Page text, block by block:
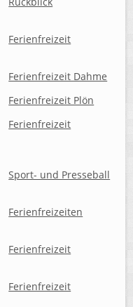
Ferienfreizeit
Ferienfreizeit Dahme
Ferienfreizeit Plön
Ferienfreizeit
Sport- und Presseball
Ferienfreizeiten
Ferienfreizeit
Ferienfreizeit